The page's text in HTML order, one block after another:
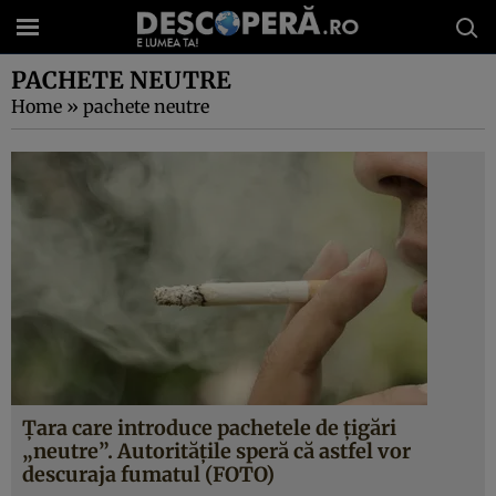
PACHETE NEUTRE
Home » pachete neutre
Ţara care introduce pachetele de ţigări
„neutre”. Autorităţile speră că astfel vor
descuraja fumatul (FOTO)